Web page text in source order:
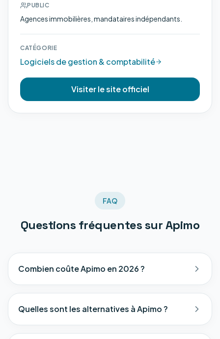
PUBLIC
Agences immobilières, mandataires indépendants.
CATÉGORIE
Logiciels de gestion & comptabilité
Visiter le site officiel
FAQ
Questions fréquentes surApimo
Combien coûte Apimo en 2026 ?
Quelles sont les alternatives à Apimo ?